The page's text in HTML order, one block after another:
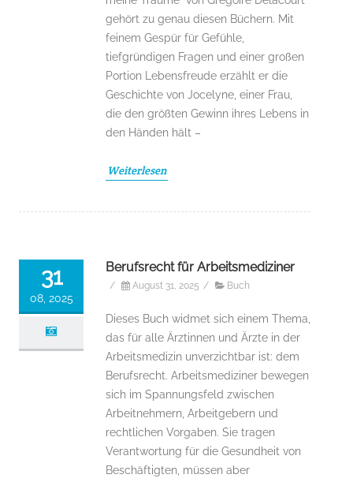
gehört zu genau diesen Büchern. Mit
feinem Gespür für Gefühle,
tiefgründigen Fragen und einer großen
Portion Lebensfreude erzählt er die
Geschichte von Jocelyne, einer Frau,
die den größten Gewinn ihres Lebens in
den Händen hält –
Weiterlesen
31
08, 2025
Berufsrecht für Arbeitsmediziner
/ August 31, 2025 / Buch
Dieses Buch widmet sich einem Thema,
das für alle Ärztinnen und Ärzte in der
Arbeitsmedizin unverzichtbar ist: dem
Berufsrecht. Arbeitsmediziner bewegen
sich im Spannungsfeld zwischen
Arbeitnehmern, Arbeitgebern und
rechtlichen Vorgaben. Sie tragen
Verantwortung für die Gesundheit von
Beschäftigten, müssen aber